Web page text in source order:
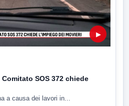
▶
SOS 372 chiede
a causa dei lavori in...